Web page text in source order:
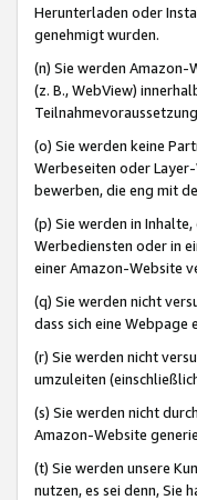
Herunterladen oder
genehmigt wurden.
(n) Sie werden
(z. B., WebView)
(o) Sie werden keine
Werbeseiten oder
bewerben, die eng mit
(p) Sie werden in
Werbediensten oder in
einer Amazon-Website
(q) Sie werden nicht
dass sich eine
(r) Sie werden nicht
umzuleiten
(s) Sie werden nicht
Amazon-Website
(t) Sie werden unsere
nutzen, es sei denn, Sie